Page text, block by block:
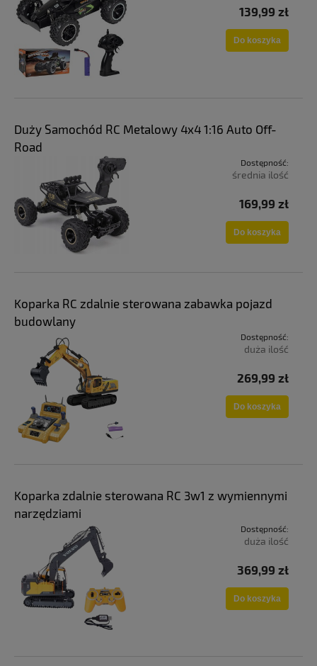
139,99 zł
Do koszyka
Duży Samochód RC Metalowy 4x4 1:16 Auto Off-
Road
Dostępność:
średnia ilość
169,99 zł
Do koszyka
Koparka RC zdalnie sterowana zabawka pojazd
budowlany
Dostępność:
duża ilość
269,99 zł
Do koszyka
Koparka zdalnie sterowana RC 3w1 z wymiennymi
narzędziami
Dostępność:
duża ilość
369,99 zł
Do koszyka